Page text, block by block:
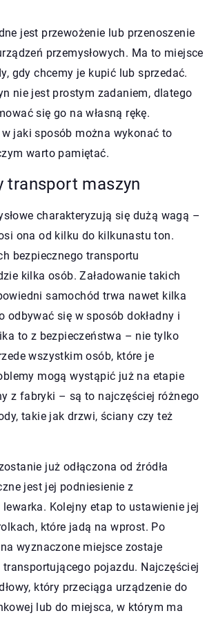
jest przewożenie lub przenoszenie
przemysłowych. Ma to miejsce
gdy chcemy je kupić lub sprzedać.
nie jest prostym zadaniem, dlatego
się go na własną rękę.
jaki sposób można wykonać to
warto pamiętać.
transport maszyn
charakteryzują się dużą wagą –
ona od kilku do kilkunastu ton.
bezpiecznego transportu
kilka osób. Załadowanie takich
samochód trwa nawet kilka
odbywać się w sposób dokładny i
to z bezpieczeństwa – nie tylko
wszystkim osób, które je
mogą wystąpić już na etapie
z fabryki – są to najczęściej różnego
takie jak drzwi, ściany czy też
już odłączona od źródła
jest jej podniesienie z
Kolejny etap to ustawienie jej
które jadą na wprost. Po
wyznaczone miejsce zostaje
pojazdu. Najczęściej
który przeciąga urządzenie do
lub do miejsca, w którym ma